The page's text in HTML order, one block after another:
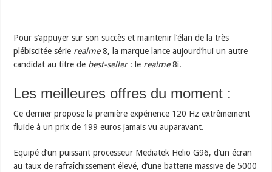
Pour s’appuyer sur son succès et maintenir l’élan de la très
plébiscitée série realme8, la marque lance aujourd’hui un autre
candidat au titre de best-seller: le realme8i.
Les meilleures offres du moment :
Ce dernier propose la première expérience 120 Hz extrêmement
fluide à un prix de 199 euros jamais vu auparavant.
Equipé d’un puissant processeur Mediatek Helio G96, d’un écran
au taux de rafraîchissement élevé, d’une batterie massive de 5000